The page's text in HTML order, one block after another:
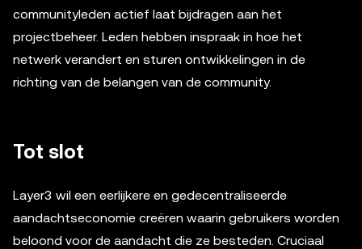
communityleden actief laat bijdragen aan het
projectbeheer. Leden hebben inspraak in hoe het
netwerk verandert en sturen ontwikkelingen in de
richting van de belangen van de community.
Tot slot
Layer3 wil een eerlijkere en gedecentraliseerde
aandachtseconomie creëren waarin gebruikers worden
beloond voor de aandacht die ze besteden. Cruciaal